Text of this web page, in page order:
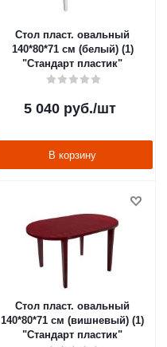
Стол пласт. овальный
140*80*71 см (белый) (1)
"Стандарт пластик"
5 040руб./шт
В корзину
Стол пласт. овальный
140*80*71 см (вишневый) (1)
"Стандарт пластик"